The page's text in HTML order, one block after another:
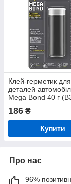
Клей-герметик для
деталей
Mega Bond 40 г
186 ₴
Купити
Про нас
96%